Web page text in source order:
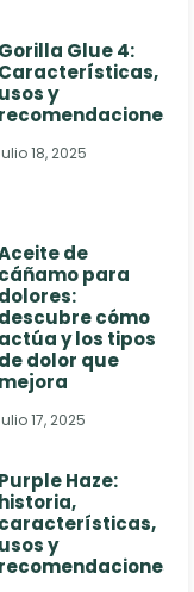
Gorilla Glue 4:
Características,
usos y
recomendaciones
18, 2025
de
cáñamo para
dolores:
descubre cómo
actúa y los tipos
de dolor que
mejora
17, 2025
Purple Haze:
historia,
características,
usos y
recomendaciones